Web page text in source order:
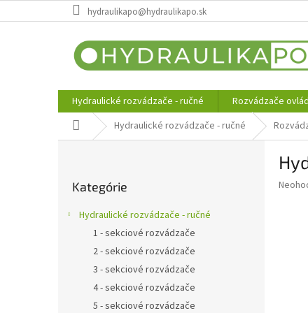
na
hydraulikapo@hydraulikapo.sk
Hydraulické rozvádzače - ručné Rozvádzače
DomovHydraulické rozvádzače - ručné
kategórie
Kategórie
Hydraulické rozvádzače - ručné
1 - sekciové rozvádzače
2 - sekciové rozvádzače
3 - sekciové rozvádzače
4 - sekciové rozvádzače
5 - sekciové rozvádzače